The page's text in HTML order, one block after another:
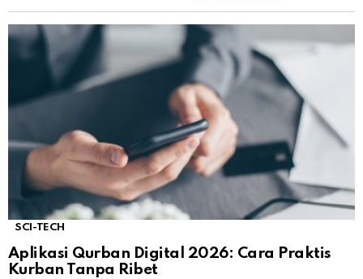
SCI-TECH
Aplikasi Qurban Digital 2026: Cara Praktis
Kurban Tanpa Ribet